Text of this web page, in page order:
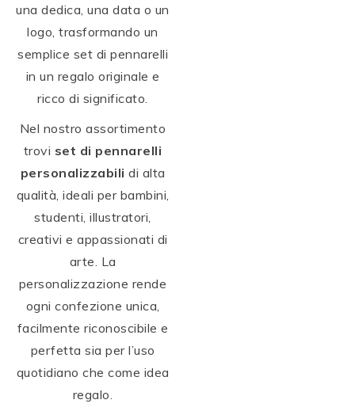
una dedica, una data o un
logo, trasformando un
semplice set di pennarelli
in un regalo originale e
ricco di significato.
Nel nostro assortimento
trovi set di pennarelli
personalizzabili di alta
qualità, ideali per bambini,
studenti, illustratori,
creativi e appassionati di
arte. La
personalizzazione rende
ogni confezione unica,
facilmente riconoscibile e
perfetta sia per l’uso
quotidiano che come idea
regalo.